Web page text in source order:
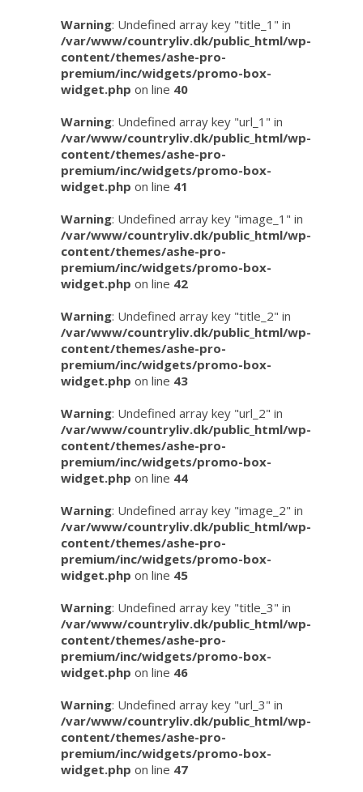
Warning: Undefined array key "title_1" in
/var/www/countryliv.dk/public_html/wp-
content/themes/ashe-pro-
premium/inc/widgets/promo-box-
widget.php on line 40
Warning: Undefined array key "url_1" in
/var/www/countryliv.dk/public_html/wp-
content/themes/ashe-pro-
premium/inc/widgets/promo-box-
widget.php on line 41
Warning: Undefined array key "image_1" in
/var/www/countryliv.dk/public_html/wp-
content/themes/ashe-pro-
premium/inc/widgets/promo-box-
widget.php on line 42
Warning: Undefined array key "title_2" in
/var/www/countryliv.dk/public_html/wp-
content/themes/ashe-pro-
premium/inc/widgets/promo-box-
widget.php on line 43
Warning: Undefined array key "url_2" in
/var/www/countryliv.dk/public_html/wp-
content/themes/ashe-pro-
premium/inc/widgets/promo-box-
widget.php on line 44
Warning: Undefined array key "image_2" in
/var/www/countryliv.dk/public_html/wp-
content/themes/ashe-pro-
premium/inc/widgets/promo-box-
widget.php on line 45
Warning: Undefined array key "title_3" in
/var/www/countryliv.dk/public_html/wp-
content/themes/ashe-pro-
premium/inc/widgets/promo-box-
widget.php on line 46
Warning: Undefined array key "url_3" in
/var/www/countryliv.dk/public_html/wp-
content/themes/ashe-pro-
premium/inc/widgets/promo-box-
widget.php on line 47